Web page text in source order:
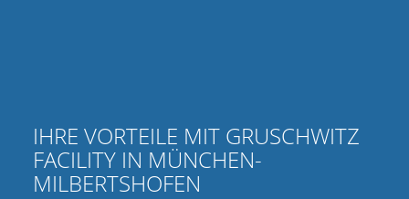
IHRE VORTEILE MIT GRUSCHWITZ
FACILITY IN MÜNCHEN-
MILBERTSHOFEN